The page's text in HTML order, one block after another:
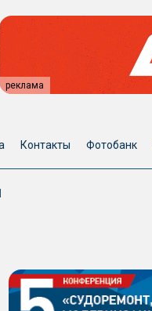
реклама
Контакты Фотобанк